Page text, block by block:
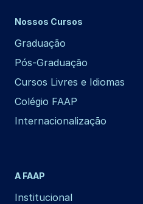
Nossos Cursos
Graduação
Pós-Graduação
Cursos Livres e Idiomas
Colégio FAAP
Internacionalização
A FAAP
Institucional